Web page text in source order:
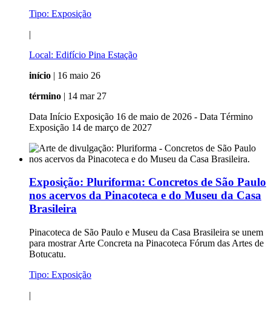
Tipo: Exposição
|
Local: Edifício Pina Estação
início | 16 maio 26
término | 14 mar 27
Data Início Exposição 16 de maio de 2026 - Data Término
Exposição 14 de março de 2027
Exposição: Pluriforma: Concretos de São Paulo
nos acervos da Pinacoteca e do Museu da Casa
Brasileira
Pinacoteca de São Paulo e Museu da Casa Brasileira se unem
para mostrar Arte Concreta na Pinacoteca Fórum das Artes de
Botucatu.
Tipo: Exposição
|